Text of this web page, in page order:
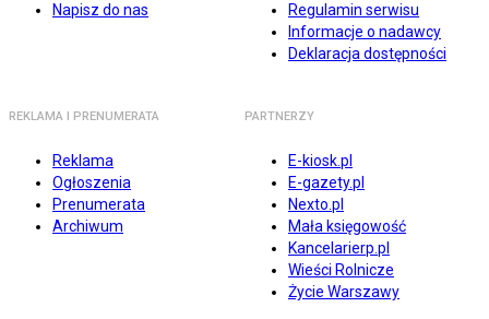
Napisz do nas
Regulamin serwisu
Informacje o nadawcy
Deklaracja dostępności
REKLAMA I PRENUMERATA
Reklama
Ogłoszenia
Prenumerata
Archiwum
PARTNERZY
E-kiosk.pl
E-gazety.pl
Nexto.pl
Mała księgowość
Kancelarierp.pl
Wieści Rolnicze
Życie Warszawy